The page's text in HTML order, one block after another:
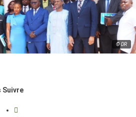
© DR
Suivre